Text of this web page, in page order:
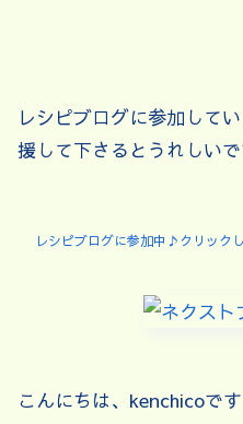
レシピブログに参加して
援して下さるとうれしい
レシピブログに参加中♪クリック
こんにちは、kenchicoで